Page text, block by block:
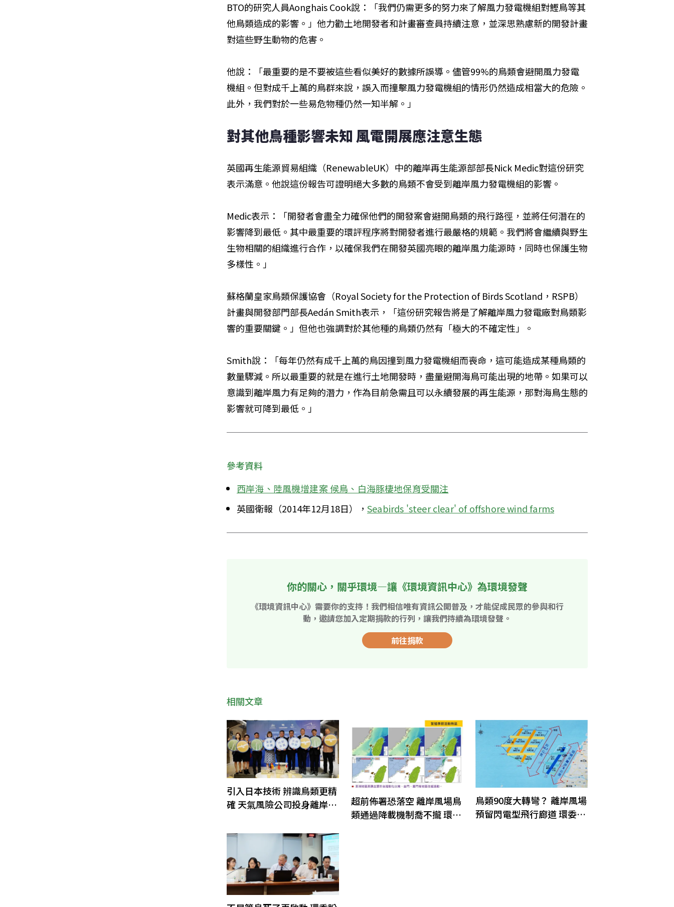
BTO的研究人員Aonghais Cook說：「我們仍需更多的努力來了解風力發電機組對鰹鳥等其
他鳥類造成的影響。」他力勸土地開發者和計畫審查員持續注意，並深思熟慮新的開發計畫
對這些野生動物的危害。
他說：「最重要的是不要被這些看似美好的數據所誤導。儘管99%的鳥類會避開風力發電
機組。但對成千上萬的鳥群來說，誤入而撞擊風力發電機組的情形仍然造成相當大的危險。
此外，我們對於一些易危物種仍然一知半解。」
對其他鳥種影響未知 風電開展應注意生態
英國再生能源貿易組織（RenewableUK）中的離岸再生能源部部長Nick Medic對這份研究
表示滿意。他說這份報告可證明絕大多數的鳥類不會受到離岸風力發電機組的影響。
Medic表示：「開發者會盡全力確保他們的開發案會避開鳥類的飛行路徑，並將任何潛在的
影響降到最低。其中最重要的環評程序將對開發者進行最嚴格的規範。我們將會繼續與野生
生物相關的組織進行合作，以確保我們在開發英國亮眼的離岸風力能源時，同時也保護生物
多樣性。」
蘇格蘭皇家鳥類保護協會（Royal Society for the Protection of Birds Scotland，RSPB）
計畫與開發部門部長Aedán Smith表示，「這份研究報告將是了解離岸風力發電廠對鳥類影
響的重要關鍵。」但他也強調對於其他種的鳥類仍然有「極大的不確定性」。
Smith說：「每年仍然有成千上萬的鳥因撞到風力發電機組而喪命，這可能造成某種鳥類的
數量驟減。所以最重要的就是在進行土地開發時，盡量避開海鳥可能出現的地帶。如果可以
意識到離岸風力有足夠的潛力，作為目前急需且可以永續發展的再生能源，那對海鳥生態的
影響就可降到最低。」
參考資料
西岸海、陸風機增建案 候鳥、白海豚棲地保育受關注
英國衛報（2014年12月18日）， Seabirds 'steer clear' of offshore wind farms
你的關心，關乎環境—讓《環境資訊中心》為環境發聲
《環境資訊中心》需要你的支持！我們相信唯有資訊公開普及，才能促成民眾的參與和行
動，邀請您加入定期捐款的行列，讓我們持續為環境發聲。
前往捐款
相關文章
引入日本技術 辨識鳥類更精
確 天氣風險公司投身離岸風
超前佈署恐落空 離岸風場鳥
類通過降載機制喬不攏 環
鳥類90度大轉彎？ 離岸風場
預留閃電型飛行廊道 環委盼